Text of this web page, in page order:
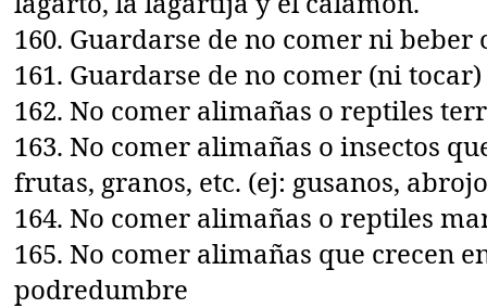
160. Guardarse de no comer ni beber
161. Guardarse de no comer (ni
162. No comer alimañas o reptiles
163. No comer alimañas o insectos
frutas, granos, etc. (ej: gusanos,
164. No comer alimañas o reptiles
165. No comer alimañas que crecen
podredumbre